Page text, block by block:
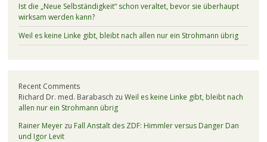
Ist die „Neue Selbständigkeit“ schon veraltet, bevor sie überhaupt
wirksam werden kann?
Weil es keine Linke gibt, bleibt nach allen nur ein Strohmann übrig
Recent Comments
Richard Dr. med. Barabasch zu Weil es keine Linke gibt, bleibt nach
allen nur ein Strohmann übrig
Rainer Meyerzu Fall Anstalt des ZDF: Himmler versus Danger Dan
und Igor Levit